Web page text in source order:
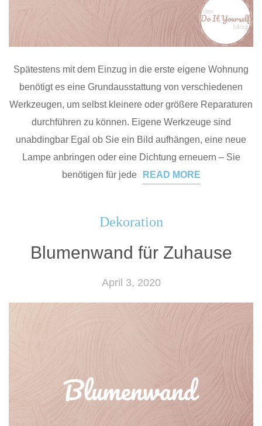
Spätestens mit dem Einzug in die erste eigene Wohnung
benötigt es eine Grundausstattung von verschiedenen
Werkzeugen, um selbst kleinere oder größere Reparaturen
durchführen zu können. Eigene Werkzeuge sind
unabdingbar Egal ob Sie ein Bild aufhängen, eine neue
Lampe anbringen oder eine Dichtung erneuern – Sie
benötigen für jede
READ MORE
Dekoration
Blumenwand für Zuhause
April 3, 2020